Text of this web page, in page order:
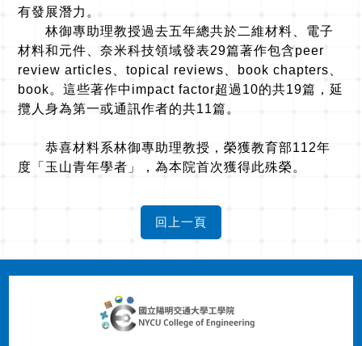
有發展潛力。
林御專助理教授過去五年總共於二維材料、電子
材料和元件、奈米科技領域發表29篇著作包含peer
review articles、topical reviews、book chapters、
book。這些著作中impact factor超過10的共19篇，延
攬人身為第一或通訊作者的共11篇。
恭喜材料系林御專助理教授，榮獲教育部112年
度「玉山青年學者」，為本院首次獲得此殊榮。